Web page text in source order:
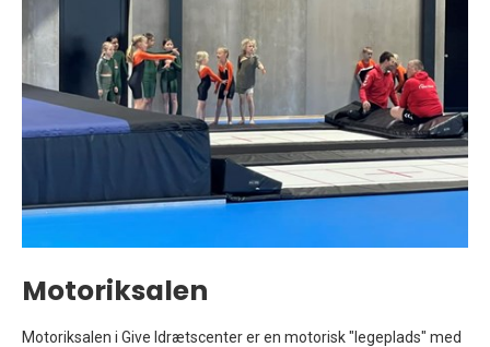
Motoriksalen
Motoriksalen i Give Idrætscenter er en motorisk "legeplads" med